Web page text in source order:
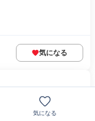
気になる
気になる